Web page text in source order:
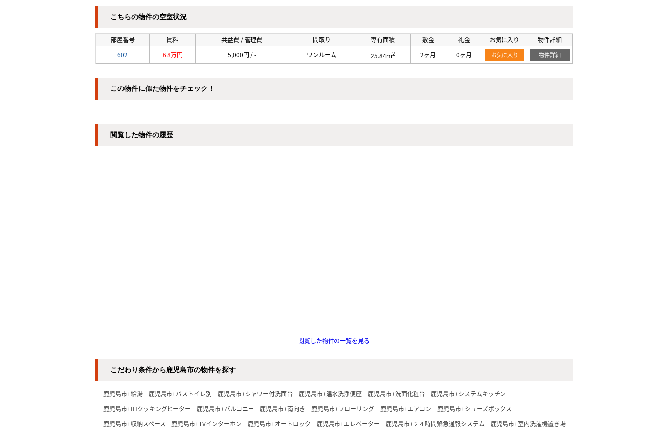
こちらの物件の空室状況
部屋番号 賃料 共益費 / 管理費 間取り 専有面積 敷金 礼金 お気に入り
物件詳細
602
6.8万円 5,000円 / - ワンルーム 25.84ｍ2 2ヶ月 0ヶ月 お気に入り 物件詳細
この物件に似た物件をチェック！
閲覧した物件の履歴
閲覧した物件の一覧を見る
こだわり条件から鹿児島市の物件を探す
鹿児島市+給湯 鹿児島市+バストイレ別 鹿児島市+シャワー付洗面台 鹿児島市+温水洗浄便座 鹿児島市+洗面化粧台
鹿児島市+システムキッチン
鹿児島市+IHクッキングヒーター
鹿児島市+バルコニー 鹿児島市+南向き 鹿児島市+フローリング 鹿児島市+エアコン
鹿児島市+シューズボックス
鹿児島市+収納スペース
鹿児島市+TVインターホン 鹿児島市+オートロック 鹿児島市+エレベーター 鹿児島市+２４時間緊急通報システム 鹿児島市+室内洗濯機置き場